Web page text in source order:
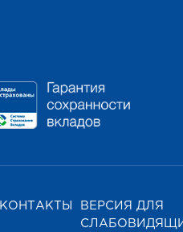
КОНТАКТЫ
ВЕРСИЯ ДЛЯ